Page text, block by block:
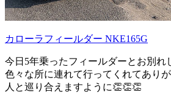
カローラフィールダー NKE165G
今日5年乗ったフィールダーとお別れ
色々な所に連れて行ってくれてあり
人と巡り合えますように👏👏👏